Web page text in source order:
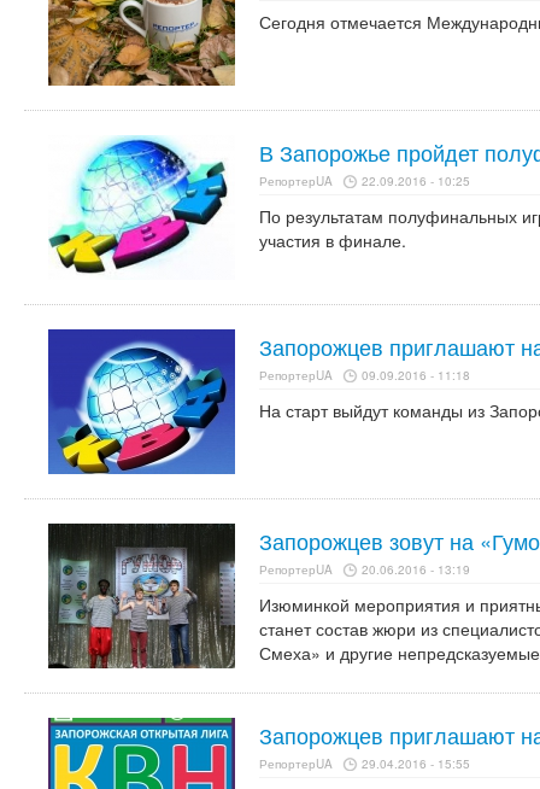
Сегодня отмечается
В Запорожье пройдет
РепортерUA 22.09.2016 - 10:25
По результатам полуфинальных
участия в финале.
Запорожцев приглашают
РепортерUA 09.09.2016 - 11:18
На старт выйдут команды из
Запорожцев зовут на
РепортерUA 20.06.2016 - 13:19
Изюминкой мероприятия и
станет состав жюри из
Смеха» и другие
Запорожцев приглашают
РепортерUA 29.04.2016 - 15:55